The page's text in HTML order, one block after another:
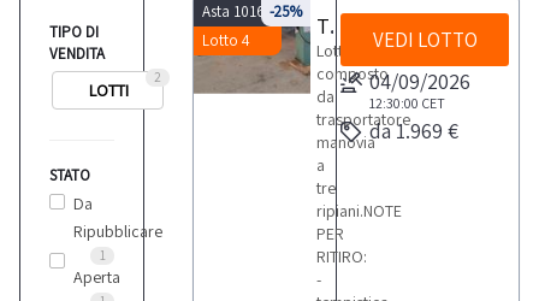
TIPO DI
VENDITA
2
LOTTI
STATO
Da
Ripubblicare
1
Aperta
Asta 10165
Lotto 4
-25%
Trasportatore manovia a tre ripiani
Lotto
composto
da
trasportatore
manovia
a
tre
ripiani.NOTE
PER
RITIRO:
-
VEDI LOTTO
04/09/2026
12:30:00 CET
da 1.969 €